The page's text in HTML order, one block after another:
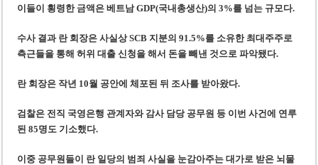
이들이 횡령한 금액은 베트남 GDP(국내총생산)의 3%를 넘는 규모다.
수사 결과 란 회장은 사실상 SCB 지분의 91.5%를 소유한 최대주주로
측근들을 통해 허위 대출 신청을 해서 돈을 빼낸 것으로 파악됐다.
란 회장은 작년 10월 공안에 체포된 뒤 조사를 받아왔다.
검찰은 전직 국영은행 관계자와 감사 담당 공무원 등 이번 사건에 연루
된 85명도 기소했다.
이중 공무원들이 란 일당의 범죄 사실을 눈감아주는 대가로 받은 뇌물